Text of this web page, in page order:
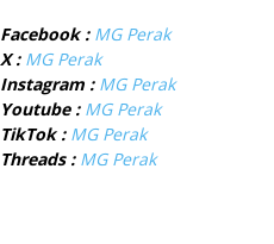
Facebook : MG Perak
X : MG Perak
Instagram : MG Perak
Youtube : MG Perak
TikTok : MG Perak
Threads : MG Perak